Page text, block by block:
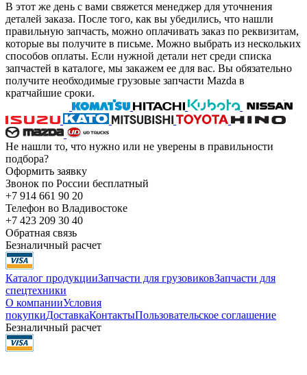
В этот же день с вами свяжется менеджер для уточнения
деталей заказа. После того, как вы убедились, что нашли
правильную запчасть, можно оплачивать заказ по реквизитам,
которые вы получите в письме. Можно выбрать из нескольких
способов оплаты. Если нужной детали нет среди списка
запчастей в каталоге, мы закажем ее для вас. Вы обязательно
получите необходимые грузовые запчасти Mazda в
кратчайшие сроки.
Не нашли то, что нужно или не уверены в правильности
подбора?
Оформить заявку
Звонок по России бесплатный
+7 914 661 90 20
Телефон во Владивостоке
+7 423 209 30 40
Обратная связь
Безналичный расчет
Каталог продукцииЗапчасти для грузовиковЗапчасти для
спецтехники
О компанииУсловия
покупкиДоставкаКонтактыПользовательское соглашение
Безналичный расчет